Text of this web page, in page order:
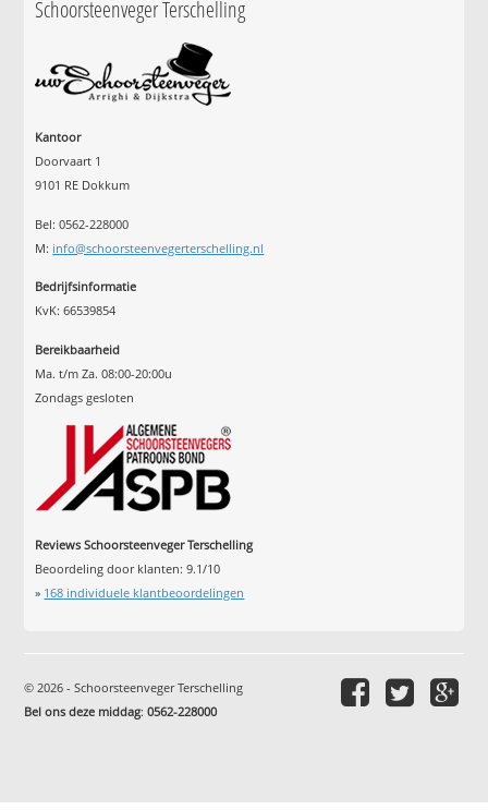
Schoorsteenveger Terschelling
Kantoor
Doorvaart 1
9101 RE Dokkum
Bel: 0562-228000
M: info@schoorsteenvegerterschelling.nl
Bedrijfsinformatie
KvK: 66539854
Bereikbaarheid
Ma. t/m Za. 08:00-20:00u
Zondags gesloten
Reviews Schoorsteenveger Terschelling
Beoordeling door klanten:9.1/10
» 168 individuele klantbeoordelingen
© 2026 - Schoorsteenveger Terschelling
Bel ons deze middag:0562-228000